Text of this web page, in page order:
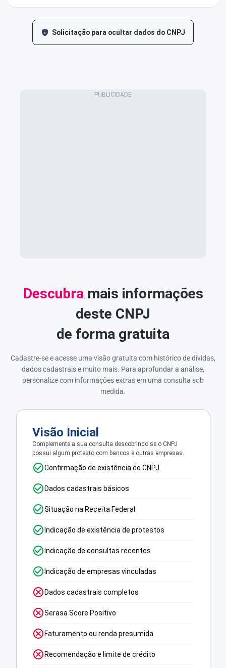
Solicitação para ocultar dados do CNPJ
Descubra mais informações
deste CNPJ
de forma gratuita
Cadastre-se e acesse uma visão gratuita com histórico de dívidas,
dados cadastrais e muito mais. Para aprofundar a análise,
personalize com informações extras em uma consulta sob
medida.
Visão Inicial
Complemente a sua consulta descobrindo se o CNPJ
possui algum protesto com bancos e outras empresas.
Confirmação de existência do CNPJ
Dados cadastrais básicos
Situação na Receita Federal
Indicação de existência de protestos
Indicação de consultas recentes
Indicação de empresas vinculadas
Dados cadastrais completos
Serasa Score Positivo
Faturamento ou renda presumida
Recomendação e limite de crédito